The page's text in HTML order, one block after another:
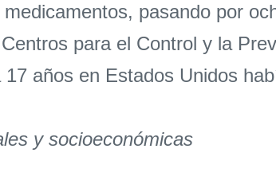
pasando por
para el Control y la
años en Estados Unidos
y socioeconómicas